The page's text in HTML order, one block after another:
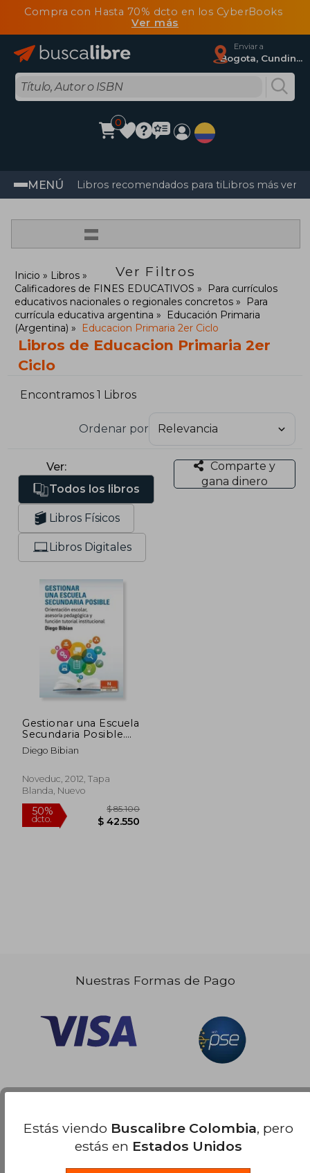
Compra con Hasta 70% dcto en los CyberBooks
Ver más
Enviar a
Bogota, Cundinamarca
0
MENÚ Libros recomendados para tiLibros más
=
Ver Filtros
Inicio
Libros
Calificadores de FINES EDUCATIVOS
Para currículos
educativos nacionales o regionales concretos
Para
currícula educativa argentina
Educación Primaria
(Argentina)
Educacion Primaria 2er Ciclo
Libros de Educacion Primaria 2er
Ciclo
Encontramos 1 Libros
Ordenar por
Ver:
Todos los libros
Libros Físicos
Libros Digitales
Comparte y
gana dinero
Gestionar una Escuela
Secundaria Posible.
Orientación Escolar,
Asesoría Pedagógica
Institucional.
Diego Bibian
Noveduc, 2012, Tapa
Blanda, Nuevo
Nuestras Formas de Pago
Estás viendo Buscalibre Colombia, pero
estás en Estados Unidos